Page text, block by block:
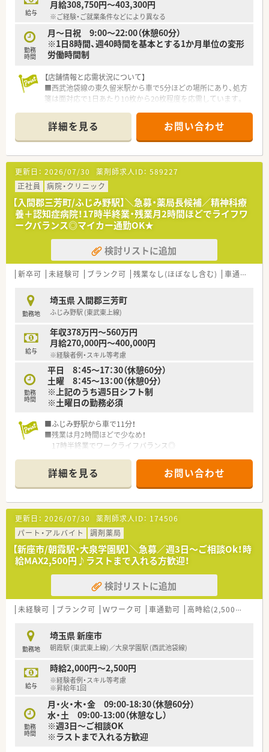
給与
月給308,750円～403,300円
※ご経験・ご就業条件などにより異なる
勤務
時間
月～日祝 9:00～22:00（休憩60分）
※1日8時間、週40時間を基本とする1か月単位の変形
労働時間制
【店舗情報と応需状況について】
■西武池袋線の東久留米駅から車で5分ほどの場所にあり、処方
箋は面対応で1日あたり10枚から20枚程度を応需しています。
患者様に対してじっくりと向き合いながら丁寧な服薬指導を行
えます。
■営業時間は月曜日から土曜日の9時30分から19時までとなっ
ており、日曜日と祝日が定休日なので予定が立てやすい環境で
す。
【法人特徴について】
■直近15年で売上高が4倍に成長している非常に安定した経営
基盤を誇り、多角的な店舗展開で着実な高収益を実現している企
業です。
■厚生労働省が定める健康サポート薬局の認定取得にも注力し
ており、予防から介護まで地域医療の拠点となることを目指して
■1店舗2ライン制という独自の分業体制を導入しており、日用
雑貨の補充や店舗運営を他職種に任せて薬剤師の負担を軽減し
【求人情報について】
■正社員の想定年収は450万円から600万円となっており、ご経
験やスキルを十分に考慮した上で決定される納得感のある体系
です。
■ナショナル社員や広域エリア社員、自宅から通える狭域エリア
社員など、自身の希望に合わせて勤務地域を柔軟に選択すること
が可能です。
■残業代は1分単位で別途支給されるため働いた分がしっかりと
還元されるほか、昇給や年2回の賞与といった待遇面も非常に充
実しています。
【想定される業務内容】
■主な業務は処方箋に基づく調剤や監査、服薬指導のほか、ドラ
ッグストア併設店としてOTC医薬品のカウンセリング販売も行
■1店舗2ライン制によりレジ業務や品出しなどの店舗運営業務
は専任スタッフが行うため、薬剤師本来の専門業務に集中できる
環境です。
■最新のカメラ監査指導システムを導入しているため、調剤ミス
を未然に防ぎながら安全かつ正確に業務を進めることが可能に
なっています。
詳細を見る お問い合わせ
更新日： 2026/07/30 薬剤師求人ID： 589227
正社員
病院・クリニック
【入間郡三芳町/ふじみ野駅】＼急募・薬局長候補／精神科療
養＋認知症病院！17時半終業・残業月2時間ほどでライフワ
ークバランス◎マイカー通勤OK★
検討リストに追加
新卒可 未経験可 ブランク可 残業なし(ほぼなし含む) 車通勤可
勤務地
埼玉県 入間郡三芳町
ふじみ野駅 (東武東上線)
給与
年収378万円～560万円
月給270,000円～400,000円
※経験者例・スキル等考慮
勤務
時間
平日 8：45～17：30（休憩60分）
土曜 8：45～13：00（休憩0分）
※上記のうち週5日シフト制
※土曜日の勤務必須
■ふじみ野駅から車で11分！
■残業は月2時間ほどで少なめ！
17時半終業でワークライフバランス◎
お休みもしっかり取れます♪
■薬局長候補の募集です♪
詳細を見る お問い合わせ
更新日： 2026/07/30 薬剤師求人ID： 174506
パート・アルバイト
調剤薬局
【新座市/朝霞駅・大泉学園駅】＼急募／週3日～ご相談Ok！時
給MAX2,500円♪ラストまで入れる方歓迎！
検討リストに追加
未経験可 ブランク可 Ｗワーク可 車通勤可 高時給(2,500円以上)
勤務地
埼玉県 新座市
朝霞駅 (東武東上線)／大泉学園駅 (西武池袋線)
給与
時給2,000円～2,500円
※経験者例・スキル等考慮
※昇給年1回
勤務
時間
月・火・木・金 09:00-18:30（休憩60分）
水・土 09:00-13:00（休憩なし）
※週3日～ご相談OK
※ラストまで入れる方歓迎